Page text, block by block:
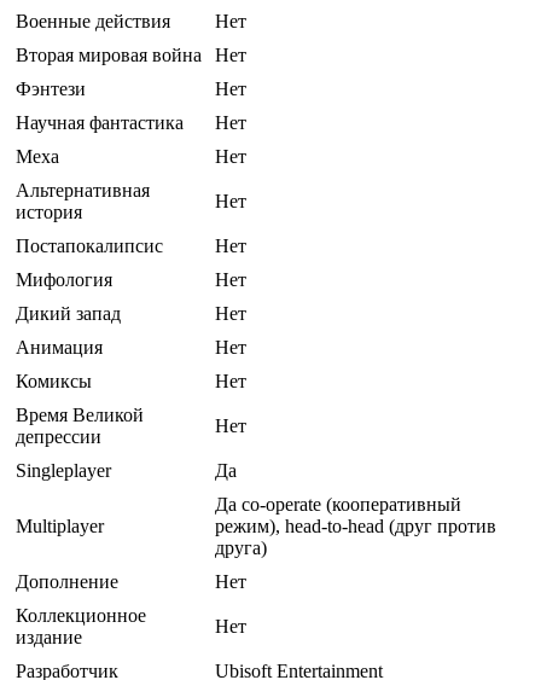
Военные действия
Нет
Вторая мировая война
Нет
Фэнтези
Нет
Научная фантастика
Нет
Меха
Нет
Альтернативная
история
Нет
Постапокалипсис
Нет
Мифология
Нет
Дикий запад
Нет
Анимация
Нет
Комиксы
Нет
Время Великой
депрессии
Нет
Singleplayer Да
Multiplayer
Да co-operate (кооперативный
режим), head-to-head (друг против
друга)
Дополнение
Нет
Коллекционное
издание
Нет
Разработчик Ubisoft Entertainment